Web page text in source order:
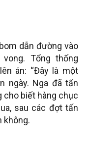
dẫn đường vào
Tổng thống
án: “Đây là một
ngày. Nga đã tấn
cho biết hàng chục
sau các đợt tấn
không.